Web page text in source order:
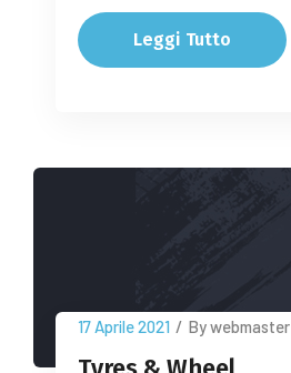
Leggi Tutto
17 Aprile 2021 / By webmaster